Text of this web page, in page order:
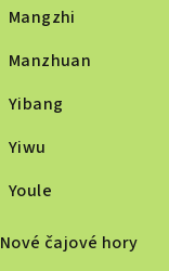
Mangzhi
Manzhuan
Yibang
Yiwu
Youle
Nové čajové hory